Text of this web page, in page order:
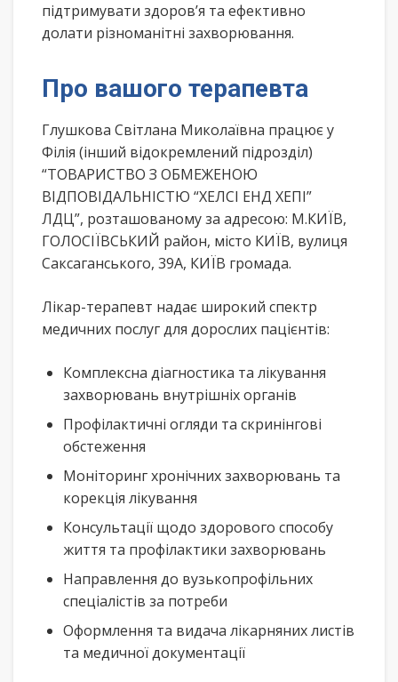
підтримувати здоров’я та ефективно
долати різноманітні захворювання.
Про вашого терапевта
Глушкова Світлана Миколаївна працює у
Філія (інший відокремлений підрозділ)
“ТОВАРИСТВО З ОБМЕЖЕНОЮ
ВІДПОВІДАЛЬНІСТЮ “ХЕЛСІ ЕНД ХЕПІ”
ЛДЦ”, розташованому за адресою: М.КИЇВ,
ГОЛОСІЇВСЬКИЙ район, місто КИЇВ, вулиця
Саксаганського, 39А, КИЇВ громада.
Лікар-терапевт надає широкий спектр
медичних послуг для дорослих пацієнтів:
Комплексна діагностика та лікування
захворювань внутрішніх органів
Профілактичні огляди та скринінгові
обстеження
Моніторинг хронічних захворювань та
корекція лікування
Консультації щодо здорового способу
життя та профілактики захворювань
Направлення до вузькопрофільних
спеціалістів за потреби
Оформлення та видача лікарняних листів
та медичної документації